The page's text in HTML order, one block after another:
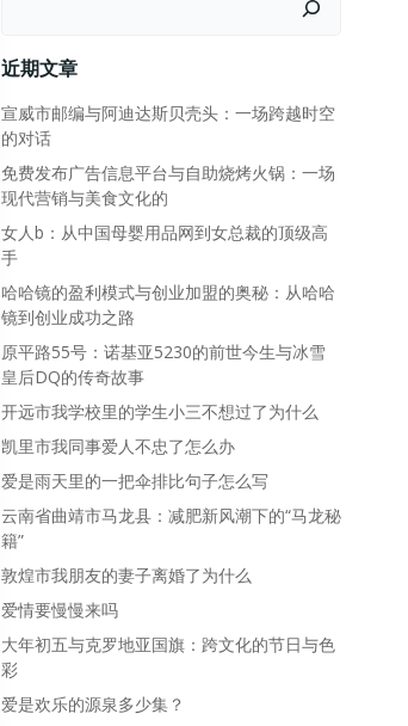
近期文章
宣威市邮编与阿迪达斯贝壳头：一场跨越时空
的对话
免费发布广告信息平台与自助烧烤火锅：一场
现代营销与美食文化的
女人b：从中国母婴用品网到女总裁的顶级高
手
哈哈镜的盈利模式与创业加盟的奥秘：从哈哈
镜到创业成功之路
原平路55号：诺基亚5230的前世今生与冰雪
皇后DQ的传奇故事
开远市我学校里的学生小三不想过了为什么
凯里市我同事爱人不忠了怎么办
爱是雨天里的一把伞排比句子怎么写
云南省曲靖市马龙县：减肥新风潮下的“马龙秘
籍”
敦煌市我朋友的妻子离婚了为什么
爱情要慢慢来吗
大年初五与克罗地亚国旗：跨文化的节日与色
彩
爱是欢乐的源泉多少集？